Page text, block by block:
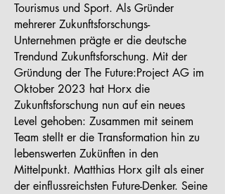
Tourismus und Sport. Als Gründer
mehrerer Zukunftsforschungs-
Unternehmen prägte er die deutsche
Trendund Zukunftsforschung. Mit der
Gründung der The Future:Project AG im
Oktober 2023 hat Horx die
Zukunftsforschung nun auf ein neues
Level gehoben: Zusammen mit seinem
Team stellt er die Transformation hin zu
lebenswerten Zukünften in den
Mittelpunkt. Matthias Horx gilt als einer
der einflussreichsten Future-Denker. Seine